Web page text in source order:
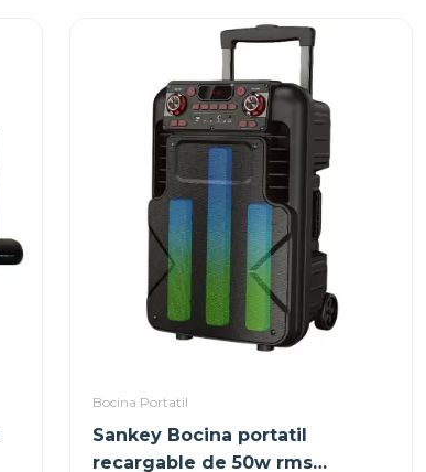
Bocina Portatil
Sankey Bocina portatil
recargable de 50w rms